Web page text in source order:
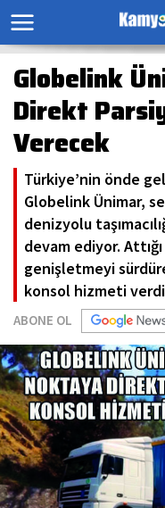
Globelink
Direkt
Verecek
Türkiye’nin önde
Globelink Ünimar,
denizyolu
devam ediyor.
genişletmeyi
konsol hizmeti
ABONE OL